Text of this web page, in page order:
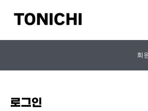
로
뛰
회
로그인